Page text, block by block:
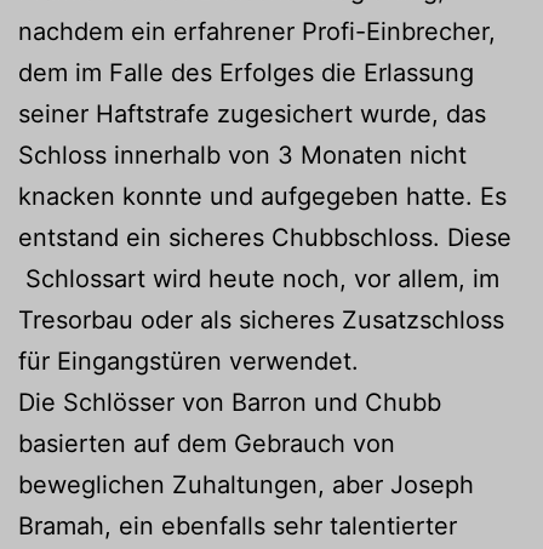
nachdem ein erfahrener Profi-Einbrecher,
dem im Falle des Erfolges die Erlassung
seiner Haftstrafe zugesichert wurde, das
Schloss innerhalb von 3 Monaten nicht
knacken konnte und aufgegeben hatte. Es
entstand ein sicheres Chubbschloss. Diese
Schlossart wird heute noch, vor allem, im
Tresorbau oder als sicheres Zusatzschloss
für Eingangstüren verwendet.
Die Schlösser von Barron und Chubb
basierten auf dem Gebrauch von
beweglichen Zuhaltungen, aber Joseph
Bramah, ein ebenfalls sehr talentierter